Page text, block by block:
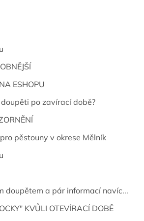
ESHOPU
po zavírací době?
pěstouny v okrese Mělník
doupětem a pár informací navíc...
KVŮLI OTEVÍRACÍ DOBĚ